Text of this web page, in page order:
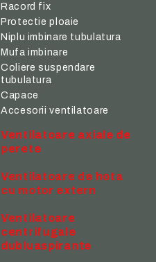
Racord fix
Protectie ploaie
Niplu imbinare tubulatura
Mufa imbinare
Coliere suspendare
tubulatura
Capace
Accesorii ventilatoare
Ventilatoare axiale de
perete
Ventilatoare de hota
cu motor extern
Ventilatoare
centrifugale
dubluaspirante